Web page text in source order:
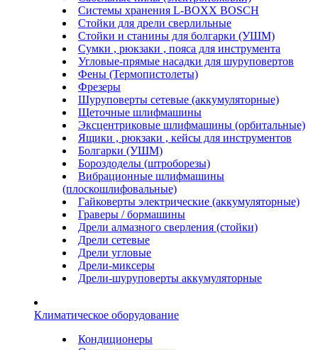
Системы хранения L-BOXX BOSCH
Стойки для дрели сверлильные
Стойки и станины для болгарки (УШМ)
Сумки , рюкзаки , пояса для инструмента
Угловые-прямые насадки для шуруповертов
Фены (Термопистолеты)
Фрезеры
Шуруповерты сетевые (аккумуляторные)
Щеточные шлифмашины
Эксцентриковые шлифмашины (орбитальные)
Ящики , рюкзаки , кейсы для инструментов
Болгарки (УШМ)
Бороздоделы (штроборезы)
Вибрационные шлифмашины
(плоскошлифовальные)
Гайковерты электрические (аккумуляторные)
Граверы / бормашины
Дрели алмазного сверления (стойки)
Дрели сетевые
Дрели угловые
Дрели-миксеры
Дрели-шуруповерты аккумуляторные
Климатическое оборудование
Кондиционеры